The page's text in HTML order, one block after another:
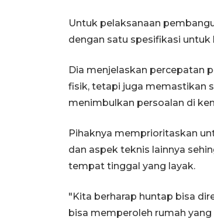
Untuk pelaksanaan
dengan satu spesifikasi untuk
Dia menjelaskan percepatan
fisik, tetapi juga memastikan
menimbulkan persoalan di
Pihaknya memprioritaskan
dan aspek teknis lainnya
tempat tinggal yang layak.
"Kita berharap huntap bisa
bisa memperoleh rumah yang